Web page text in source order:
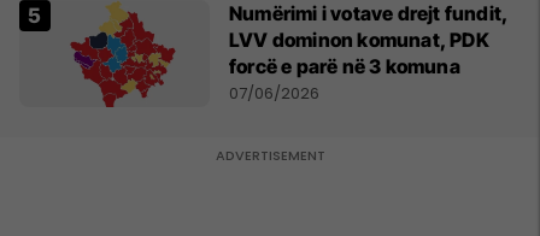
Numërimi i votave drejt fundit,
LVV dominon komunat, PDK
forcë e parë në 3 komuna
07/06/2026